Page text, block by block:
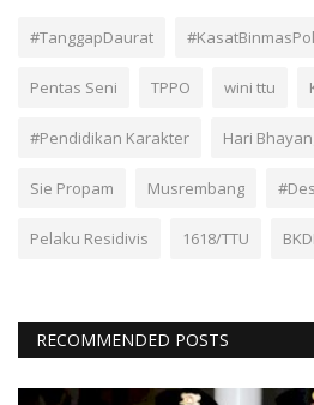
#TanggapDaurat
Pentas Seni TPPO wini ttu
#Pendidikan Karakter Hari
Sie Propam Musrembang
Pelaku Residivis 1618/TTU
RECOMMENDED POSTS